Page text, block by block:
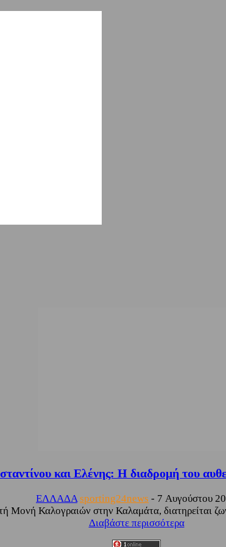
και Ελένης: Η διαδρομή του
ΕΛΛΑΔΑ sporting24news - 7 Αυγούστου
Μονή Καλογραιών στην Καλαμάτα, διατηρείται
Διαβάστε περισσότερα